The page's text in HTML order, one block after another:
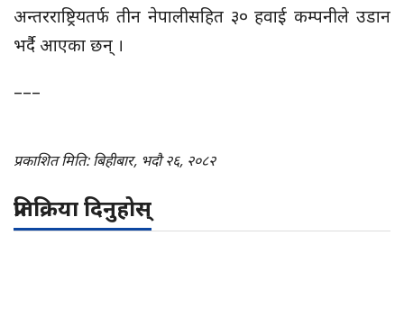
अन्तरराष्ट्रियतर्फ तीन नेपालीसहित ३० हवाई कम्पनीले उडान
भर्दै आएका छन् ।
–––
प्रकाशित मिति: बिहीबार, भदौ २६, २०८२
प्रतिक्रिया दिनुहोस्